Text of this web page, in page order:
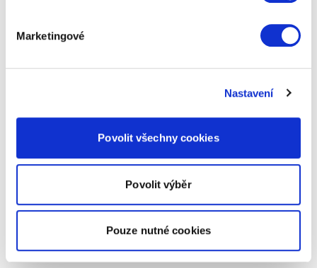
Marketingové
Nastavení
Povolit všechny cookies
Povolit výběr
Pouze nutné cookies